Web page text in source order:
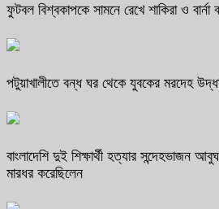
ফুটবল বিশ্বকাপকে সামনে রেখে শাকিরা ও বার্না
পটুয়াখালীতে বন্ধ ঘর থেকে যুবকের মরদেহ
বাংলাদেশি দুই শিক্ষার্থী হত্যার সন্দেহভাজন
মারধর করেছিলেন